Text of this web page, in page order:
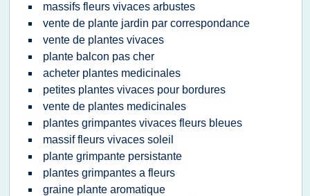
massifs fleurs vivaces arbustes
vente de plante jardin par correspondance
vente de plantes vivaces
plante balcon pas cher
acheter plantes medicinales
petites plantes vivaces pour bordures
vente de plantes medicinales
plantes grimpantes vivaces fleurs bleues
massif fleurs vivaces soleil
plante grimpante persistante
plantes grimpantes a fleurs
graine plante aromatique